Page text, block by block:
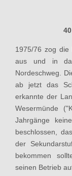
1975/76 zog die
aus und in
Nordeschweg.
ab jetzt das
erkannte der
Wesermünde
Jahrgänge
beschlossen,
der
bekommen
seinen Betrieb